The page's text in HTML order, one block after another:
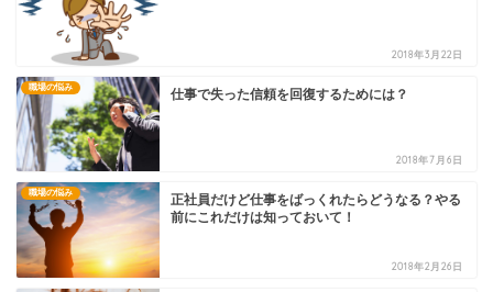
2018年3月22日
職場の悩み 仕事で失った信頼を回復するためには？
2018年7月6日
職場の悩み
正社員だけど仕事をばっくれたらどうなる？やる
前にこれだけは知っておいて！
2018年2月26日